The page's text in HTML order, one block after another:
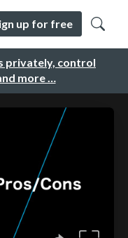
privately, control
more …
up for free